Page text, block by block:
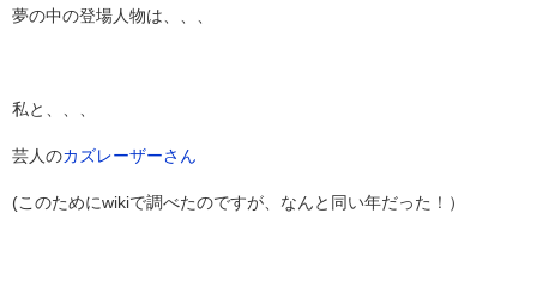
夢の中の登場人物は、、、
私と、、、
芸人のカズレーザーさん
(このためにwikiで調べたのですが、なんと同い年だった！）